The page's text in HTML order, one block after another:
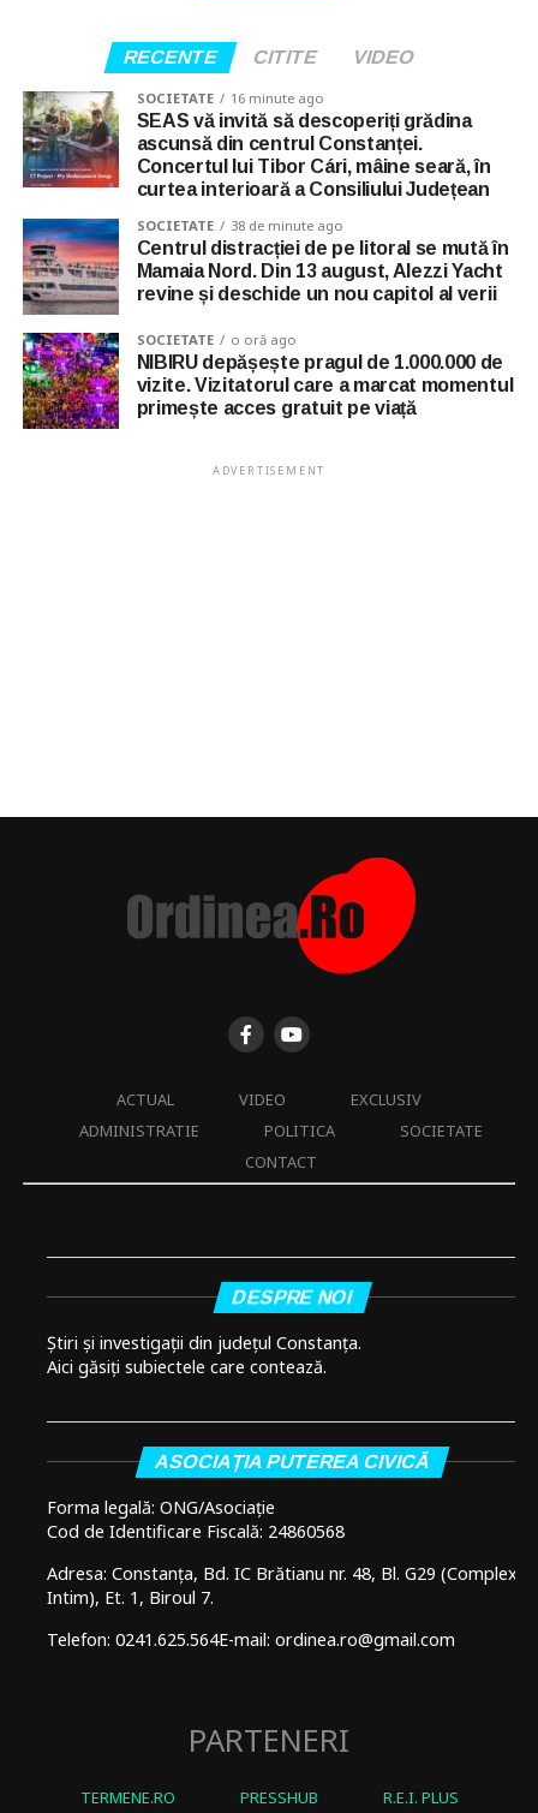
RECENTE CITITE VIDEO
SOCIETATE 16 minute ago
SEAS vă invită să descoperiți grădina
ascunsă din centrul Constanței.
Concertul lui Tibor Cári, mâine seară, în
curtea interioară a Consiliului Județean
SOCIETATE 38 de minute ago
Centrul distracției de pe litoral se mută în
Mamaia Nord. Din 13 august, Alezzi Yacht
revine și deschide un nou capitol al verii
SOCIETATE o oră ago
NIBIRU depășește pragul de 1.000.000 de
vizite. Vizitatorul care a marcat momentul
primește acces gratuit pe viață
ADVERTISEMENT
ACTUAL VIDEO
EXCLUSIV
ADMINISTRATIE
POLITICA
SOCIETATE
CONTACT
DESPRE NOI
Știri și investigații din județul Constanța.
Aici găsiți subiectele care contează.
ASOCIAȚIA PUTEREA CIVICĂ
Forma legală: ONG/Asociație
Cod de Identificare Fiscală: 24860568
Adresa: Constanța, Bd. IC Brătianu nr. 48, Bl. G29 (Complex
Intim), Et. 1, Biroul 7.
Telefon: 0241.625.564E-mail: ordinea.ro@gmail.com
PARTENERI
TERMENE.RO PRESSHUB R.E.I. PLUS